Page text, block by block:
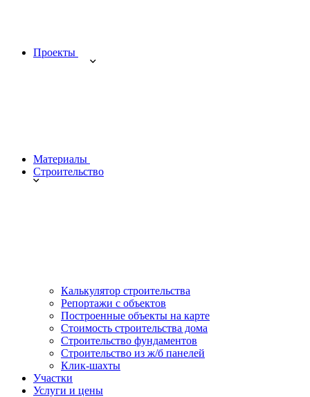
Проекты
Материалы
Строительство
Калькулятор строительства
Репортажи с объектов
Построенные объекты на карте
Стоимость строительства дома
Строительство фундаментов
Строительство из ж/б панелей
Клик-шахты
Участки
Услуги и цены